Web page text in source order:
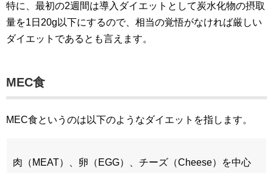
特に、最初の2週間は導入ダイエットとして炭水化物の摂取
量を1日20g以下にするので、相当の覚悟がなければ厳しい
ダイエットであるとも言えます。
MEC食
MEC食というのは以下のようなダイエットを指します。
肉（MEAT）、卵（EGG）、チーズ（Cheese）を中心